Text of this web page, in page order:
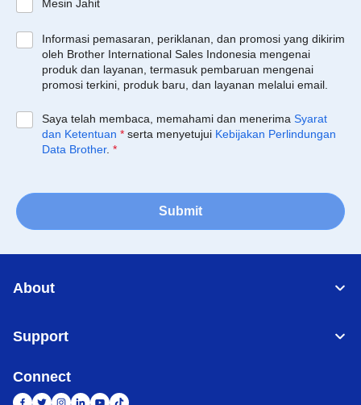
Mesin Jahit
Informasi pemasaran, periklanan, dan promosi yang dikirim
oleh Brother International Sales Indonesia mengenai
produk dan layanan, termasuk pembaruan mengenai
promosi terkini, produk baru, dan layanan melalui email.
Saya telah membaca, memahami dan menerima Syarat
dan Ketentuan * serta menyetujui Kebijakan Perlindungan
Data Brother. *
Submit
About
Support
Connect